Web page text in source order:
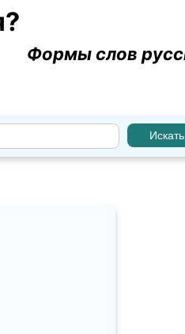
Формы слов